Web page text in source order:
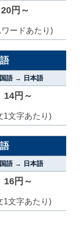
20円～
ワードあたり)
語 → 日本語
14円～
1文字あたり)
語 → 日本語
16円～
1文字あたり)